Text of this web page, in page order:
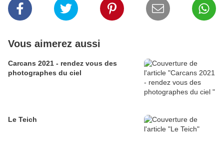
Vous aimerez aussi
Carcans 2021 - rendez vous des
photographes du ciel
Le Teich